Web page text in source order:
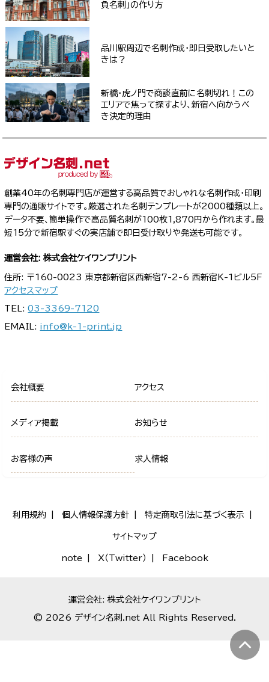
負名刺」の作り方
品川駅周辺で名刺作成・即日受取したいと
きは？
新橋・虎ノ門で商談直前に名刺切れ！この
エリアで焦って探すより、新宿へ向かうべ
き決定的理由
創業40年の名刺専門店が運営する高品質でおしゃれな名刺作成・印刷
専門の通販サイトです。厳選された名刺テンプレートが2000種類以上。
データ不要、簡単操作で高品質名刺が100枚1,870円から作れます。最
短15分で新宿駅すぐの実店舗で即日受け取りや発送も可能です。
運営会社: 株式会社ケイワンプリント
住所: 〒160-0023 東京都新宿区西新宿7-2-6 西新宿K-1ビル5F
アクセスマップ
TEL:03-3369-7120
EMAIL: info@k-1-print.jp
会社概要 アクセス
メディア掲載 お知らせ
お客様の声 求人情報
利用規約 個人情報保護方針 特定商取引法に基づく表示
サイトマップ
note X（Twitter） Facebook
運営会社: 株式会社ケイワンプリント
© 2026 デザイン名刺.net All Rights Reserved.